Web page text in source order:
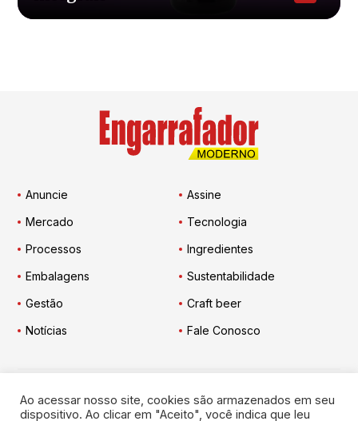
Anuncie
Assine
Mercado
Tecnologia
Processos
Ingredientes
Embalagens
Sustentabilidade
Gestão
Craft beer
Notícias
Fale Conosco
Engarrafador Moderno nas Redes:
Ao acessar nosso site, cookies são armazenados em seu
dispositivo. Ao clicar em "Aceito", você indica que leu